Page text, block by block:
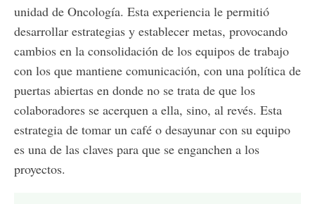
unidad de Oncología. Esta experiencia le permitió
desarrollar estrategias y establecer metas, provocando
cambios en la consolidación de los equipos de trabajo
con los que mantiene comunicación, con una política de
puertas abiertas en donde no se trata de que los
colaboradores se acerquen a ella, sino, al revés. Esta
estrategia de tomar un café o desayunar con su equipo
es una de las claves para que se enganchen a los
proyectos.